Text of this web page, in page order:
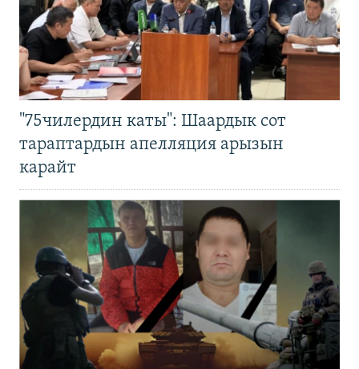
"75чилердин каты": Шаардык сот
тараптардын апелляция арызын
карайт